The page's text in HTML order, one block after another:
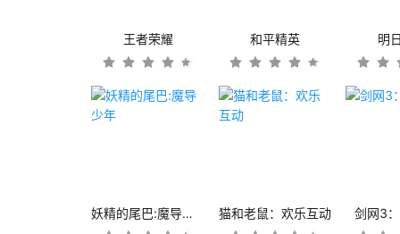
王者荣耀 和平精英 明
妖精的尾巴:魔导少年 猫和老鼠：欢乐互动 剑网3